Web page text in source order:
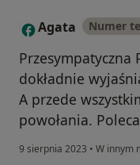
A Agata Numer
Przesympatyczna
dokładnie
A przede
powołania.
9 sierpnia 2023 • W innym